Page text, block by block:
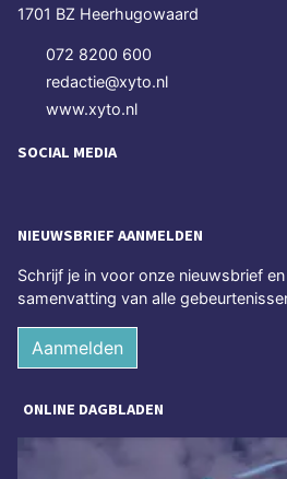
1701 BZ Heerhugowaard
072 8200 600
redactie@xyto.nl
www.xyto.nl
SOCIAL MEDIA
NIEUWSBRIEF AANMELDEN
Schrijf je in voor onze nieuwsbrief
samenvatting van alle
Aanmelden
ONLINE DAGBLADEN